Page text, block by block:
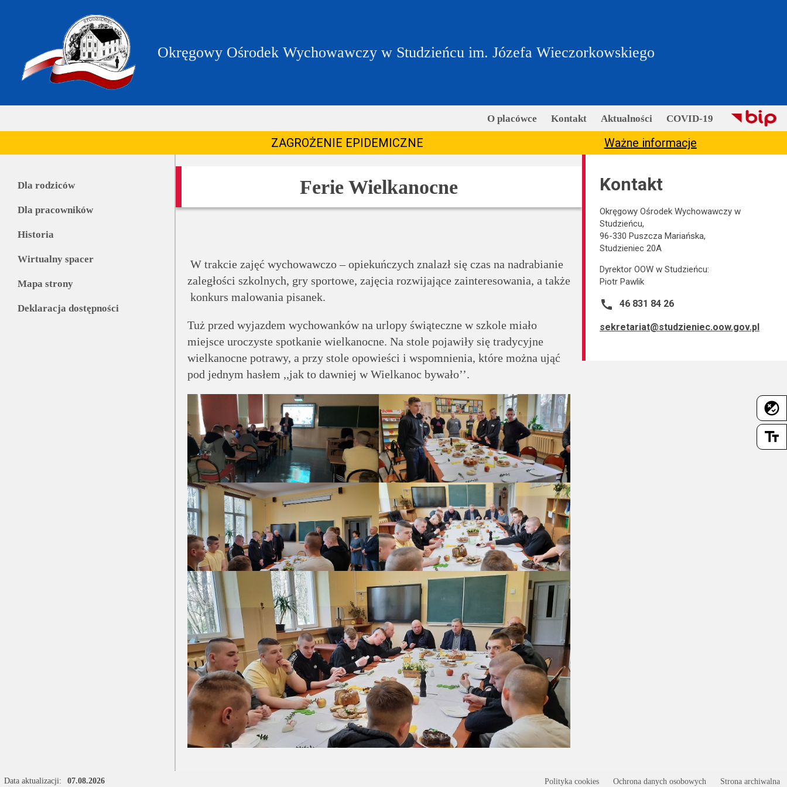
flaky
text_fields
Okręgowy Ośrodek Wychowawczy w Studzieńcu im. Józefa Wieczorkowskiego
O placówce Kontakt Aktualności COVID-19
ZAGROŻENIE EPIDEMICZNE Ważne informacje
Dla rodziców
Dla pracowników
Historia
Wirtualny spacer
Mapa strony
Deklaracja dostępności
Ferie Wielkanocne
W trakcie zajęć wychowawczo – opiekuńczych znalazł się czas na nadrabianie
zaległości szkolnych, gry sportowe, zajęcia rozwijające zainteresowania, a także
konkurs malowania pisanek.
Tuż przed wyjazdem wychowanków na urlopy świąteczne w szkole miało
miejsce uroczyste spotkanie wielkanocne. Na stole pojawiły się tradycyjne
wielkanocne potrawy, a przy stole opowieści i wspomnienia, które można ująć
pod jednym hasłem ,,jak to dawniej w Wielkanoc bywało’’.
Kontakt
Okręgowy Ośrodek Wychowawczy w
Studzieńcu,
96-330 Puszcza Mariańska,
Studzieniec 20A
Dyrektor OOW w Studzieńcu:
Piotr Pawlik
call 46 831 84 26
sekretariat@studzieniec.oow.gov.pl
Data aktualizacji: 07.08.2026 Polityka cookies Ochrona danych osobowych Strona archiwalna